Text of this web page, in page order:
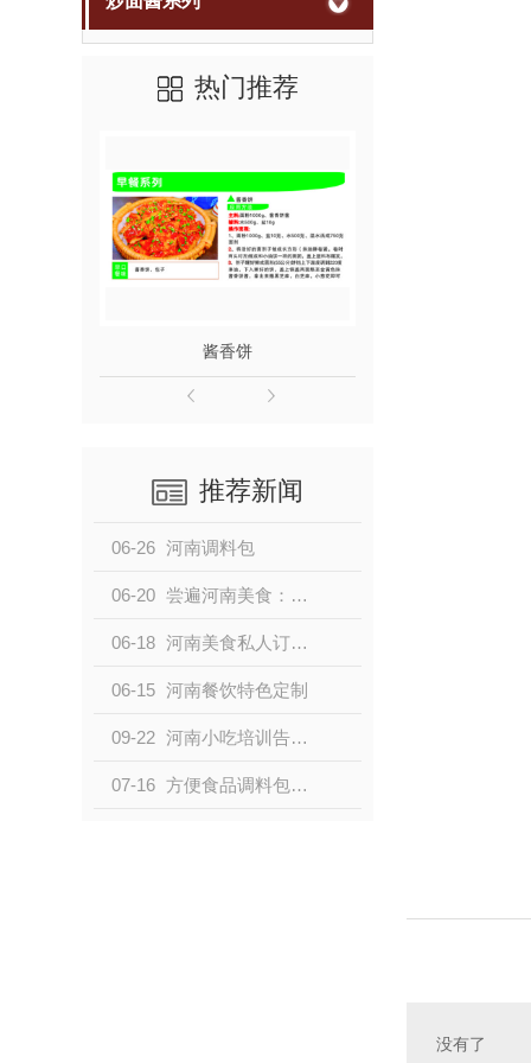
热门推荐
酱香饼
推荐新闻
06-26 河南调料包
06-20 尝遍河南美食：个性化订制烤鸭和葱爆羊肉
06-18 河南美食私人订制：独享道地五香煎饼和鸡汁拌面
06-15 河南餐饮特色定制
09-22 河南小吃培训告诉你怎么做蛋挞才好吃？
07-16 方便食品调料包批发，OEM加工定制工厂
没有了